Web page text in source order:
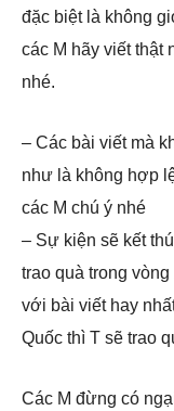
đặc biệt là không
các M hãy viết thật
nhé.
– Các bài viết mà
như là không hợp
các M chú ý nhé
– Sự kiện sẽ kết
trao quà trong
với bài viết hay
Quốc thì T sẽ trao
Các M đừng có